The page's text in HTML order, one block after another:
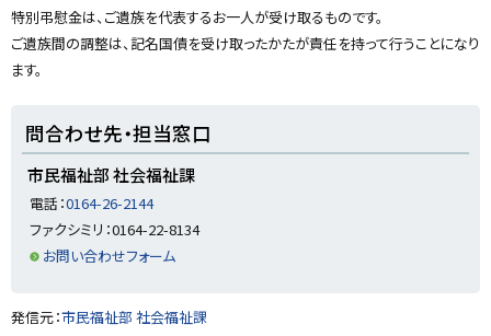
プ
に
戻
特別弔慰金は、ご遺族を代表するお一人が受け取るものです。
ご遺族間の調整は、記名国債を受け取ったかたが責任を持って行うことになり
ます。
問合わせ先・担当窓口
市民福祉部 社会福祉課
電話：0164-26-2144
ファクシミリ：0164-22-8134
お問い合わせフォーム
ト
発信元：市民福祉部 社会福祉課